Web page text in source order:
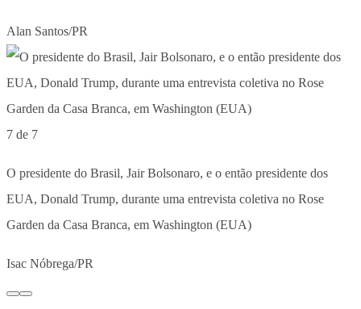
Alan Santos/PR
7 de 7
O presidente do Brasil, Jair Bolsonaro, e o então presidente dos
EUA, Donald Trump, durante uma entrevista coletiva no Rose
Garden da Casa Branca, em Washington (EUA)
Isac Nóbrega/PR